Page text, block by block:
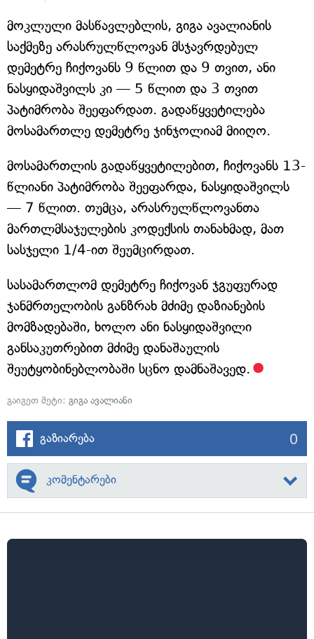
მოკლული მასწავლებლის, გიგა ავალიანის
საქმეზე არასრულწლოვან მსჯავრდებულ
დემეტრე ჩიქოვანს 9 წლით და 9 თვით, ანი
ნასყიდაშვილს კი — 5 წლით და 3 თვით
პატიმრობა შეეფარდათ. გადაწყვეტილება
მოსამართლე დემეტრე ჯინჯოლიამ მიიღო.
მოსამართლის გადაწყვეტილებით, ჩიქოვანს 13-
წლიანი პატიმრობა შეეფარდა, ნასყიდაშვილს
— 7 წლით. თუმცა, არასრულწლოვანთა
მართლმსაჯულების კოდექსის თანახმად, მათ
სასჯელი 1/4-ით შეუმცირდათ.
სასამართლომ დემეტრე ჩიქოვან ჯგუფურად
ჯანმრთელობის განზრახ მძიმე დაზიანების
მომზადებაში, ხოლო ანი ნასყიდაშვილი
განსაკუთრებით მძიმე დანაშაულის
შეუტყობინებლობაში სცნო დამნაშავედ.
გაიგეთ მეტი: გიგა ავალიანი
გაზიარება 0
კომენტარები